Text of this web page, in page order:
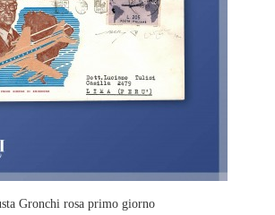
Gronchi rosa primo giorno